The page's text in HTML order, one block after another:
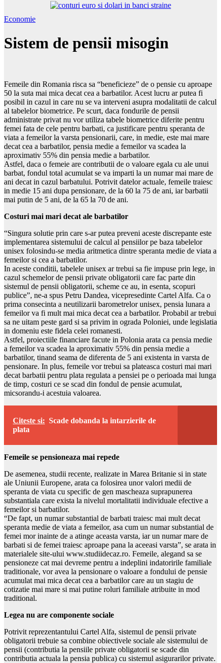
Economie
Sistem de pensii misogin
Femeile din Romania risca sa “beneficieze” de o pensie cu aproape
50 la suta mai mica decat cea a barbatilor. Acest lucru ar putea fi
posibil in cazul in care nu se va interveni asupra modalitatii de calcul
al tabelelor biometrice. Pe scurt, daca fondurile de pensii
administrate privat nu vor utiliza tabele biometrice diferite pentru
femei fata de cele pentru barbati, ca justificare pentru speranta de
viata a femeilor la varsta pensionarii, care, in medie, este mai mare
decat cea a barbatilor, pensia medie a femeilor va scadea la
aproximativ 55% din pensia medie a barbatilor.
Astfel, daca o femeie are contributii de o valoare egala cu ale unui
barbat, fondul total acumulat se va imparti la un numar mai mare de
ani decat in cazul barbatului. Potrivit datelor actuale, femeile traiesc
in medie 15 ani dupa pensionare, de la 60 la 75 de ani, iar barbatii
mai putin de 5 ani, de la 65 la 70 de ani.
Costuri mai mari decat ale barbatilor
“Singura solutie prin care s-ar putea preveni aceste discrepante este
implementarea sistemului de calcul al pensiilor pe baza tabelelor
unisex folosindu-se media aritmetica dintre speranta medie de viata a
femeilor si cea a barbatilor.
In aceste conditii, tabelele unisex ar trebui sa fie impuse prin lege, in
cazul schemelor de pensii private obligatorii care fac parte din
sistemul de pensii obligatorii, scheme ce au, in esenta, scopuri
publice”, ne-a spus Petru Dandea, vicepresedinte Cartel Alfa. Ca o
prima consecinta a neutilizarii barometrelor unisex, pensia lunara a
femeilor va fi mult mai mica decat cea a barbatilor. Probabil ar trebui
sa ne uitam peste gard si sa privim in ograda Poloniei, unde legislatia
in domeniu este fidela celei romanesti.
Astfel, proiectiile financiare facute in Polonia arata ca pensia medie
a femeilor va scadea la aproximativ 55% din pensia medie a
barbatilor, tinand seama de diferenta de 5 ani existenta in varsta de
pensionare. In plus, femeile vor trebui sa plateasca costuri mai mari
decat barbatii pentru plata regulata a pensiei pe o perioada mai lunga
de timp, costuri ce se scad din fondul de pensie acumulat,
micsorandu-i acestuia valoarea.
Citeste si: Scade dobanda la intarzierile de
plata
Femeile se pensioneaza mai repede
De asemenea, studii recente, realizate in Marea Britanie si in state
ale Uniunii Europene, arata ca folosirea unor valori medii de
speranta de viata cu specific de gen mascheaza suprapunerea
substantiala care exista la nivelul mortalitatii individuale efective a
femeilor si barbatilor.
“De fapt, un numar substantial de barbati traiesc mai mult decat
speranta medie de viata a femeilor, asa cum un numar substantial de
femei mor inainte de a atinge aceasta varsta, iar un numar mare de
barbati si de femei traiesc aproape pana la aceeasi varsta”, se arata in
materialele site-ului www.studiidecaz.ro. Femeile, alegand sa se
pensioneze cat mai devreme pentru a indeplini indatoririle familiale
traditionale, vor avea la pensionare o valoare a fondului de pensie
acumulat mai mica decat cea a barbatilor care au un stagiu de
cotizatie mai mare si mai putine roluri familiale atribuite in mod
traditional.
Legea nu are componente sociale
Potrivit reprezentantului Cartel Alfa, sistemul de pensii private
obligatorii trebuie sa combine obiectivele sociale ale sistemului de
pensii (contributia la pensiile private obligatorii se scade din
contributia actuala la pensia publica) cu sistemul asigurarilor private.